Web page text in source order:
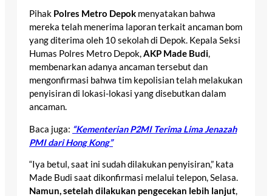
Pihak Polres Metro Depok menyatakan bahwa
mereka telah menerima laporan terkait ancaman bom
yang diterima oleh 10 sekolah di Depok. Kepala Seksi
Humas Polres Metro Depok,AKP Made Budi,
membenarkan adanya ancaman tersebut dan
mengonfirmasi bahwa tim kepolisian telah melakukan
penyisiran di lokasi-lokasi yang disebutkan dalam
ancaman.
Baca juga: “Kementerian P2MI Terima Lima Jenazah
PMI dari Hong Kong”
“Iya betul, saat ini sudah dilakukan penyisiran,” kata
Made Budi saat dikonfirmasi melalui telepon, Selasa.
Namun, setelah dilakukan pengecekan lebih lanjut,